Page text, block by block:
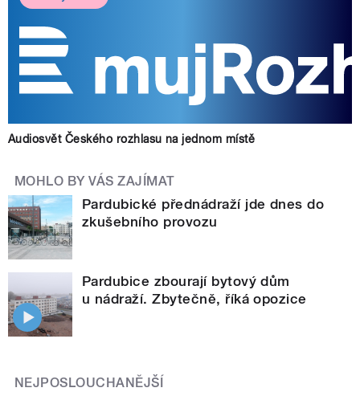
Audiosvět Českého rozhlasu na jednom místě
MOHLO BY VÁS ZAJÍMAT
Pardubické přednádraží jde dnes do
zkušebního provozu
Pardubice zbourají bytový dům
u nádraží. Zbytečně, říká opozice
NEJPOSLOUCHANĚJŠÍ